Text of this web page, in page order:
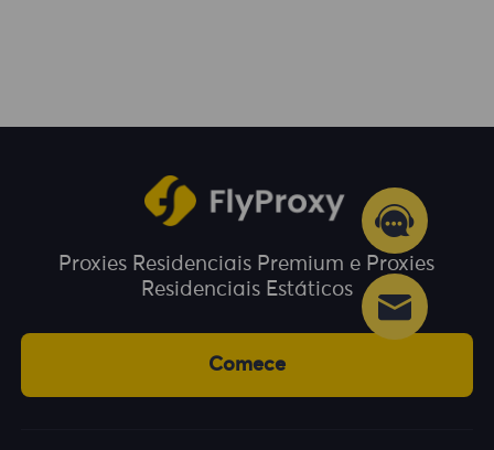
Proxies Residenciais Premium e Proxies
Residenciais Estáticos
Comece